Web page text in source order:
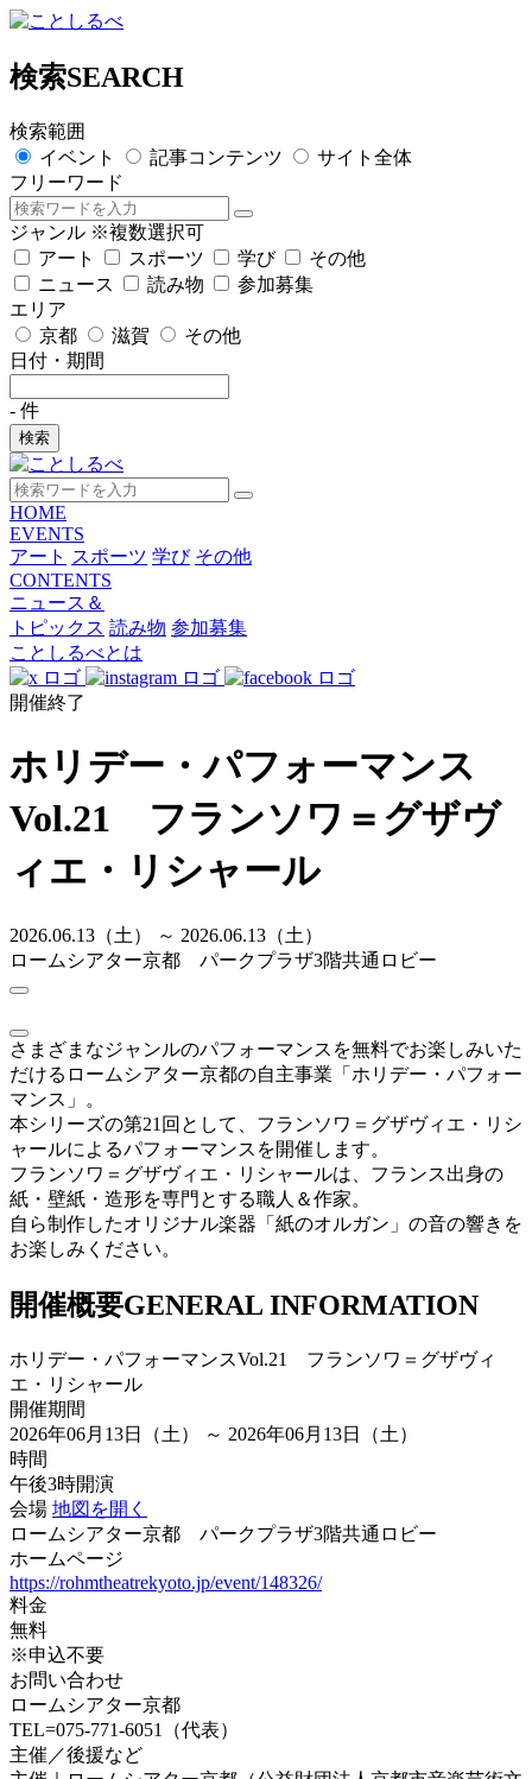
検索SEARCH
検索範囲
イベント
記事コンテンツ
サイト全体
フリーワード
ジャンル ※複数選択可
アート
スポーツ 学び
その他
ニュース
読み物
参加募集
エリア
京都
滋賀
その他
日付・期間
- 件
検索
HOME
EVENTS
アート スポーツ 学び その他
CONTENTS
ニュース＆
トピックス 読み物 参加募集
ことしるべとは
開催終了
ホリデー・パフォーマンス
Vol.21 フランソワ＝グザヴ
ィエ・リシャール
2026.06.13（土） ～ 2026.06.13（土）
ロームシアター京都 パークプラザ3階共通ロビー
さまざまなジャンルのパフォーマンスを無料でお楽しみいた
だけるロームシアター京都の自主事業「ホリデー・パフォー
マンス」。
本シリーズの第21回として、フランソワ＝グザヴィエ・リシ
ャールによるパフォーマンスを開催します。
フランソワ＝グザヴィエ・リシャールは、フランス出身の
紙・壁紙・造形を専門とする職人＆作家。
自ら制作したオリジナル楽器「紙のオルガン」の音の響きを
お楽しみください。
開催概要GENERAL INFORMATION
ホリデー・パフォーマンスVol.21 フランソワ＝グザヴィ
エ・リシャール
開催期間
2026年06月13日（土） ～ 2026年06月13日（土）
時間
午後3時開演
会場 地図を開く
ロームシアター京都 パークプラザ3階共通ロビー
ホームページ
https://rohmtheatrekyoto.jp/event/148326/
料金
無料
※申込不要
お問い合わせ
ロームシアター京都
TEL=075-771-6051（代表）
主催／後援など